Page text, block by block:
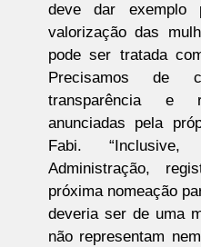
deve dar exemplo
valorização das
pode ser tratada
Precisamos de
transparência e
anunciadas pela
Fabi.
Administração,
próxima nomeação
deveria ser de uma
não representam